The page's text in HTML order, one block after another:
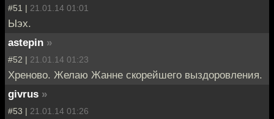
#51 | 21.01.14 01:01
Ыэх.
astepin »
#52 | 21.01.14 01:23
Хреново. Желаю Жанне скорейшего выздоровления.
givrus »
#53 | 21.01.14 01:26